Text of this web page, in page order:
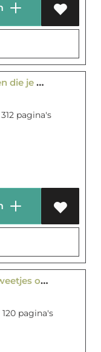
321 superslimme dingen die je moet weten over dieren
pagina's
Mijn boek vol slimme weetjes over dieren
pagina's